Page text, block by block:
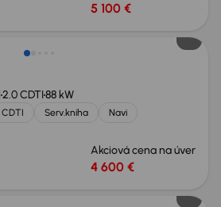
5 100 €
2.0 CDTI88 kW
Serv.kniha
Navi
Akciová cena na úver
4 600 €